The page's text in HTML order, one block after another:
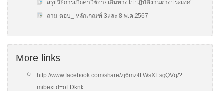
สรุปวิธีการเบิกค่าใช้จ่ายเดินทางไปปฏิบัติงานต่างประเทศ
ถาม-ตอบ_ หลักเกณฑ์ 3และ 8 พ.ค.2567
More links
http://www.facebook.com/share/zj6mz4LWsXEsgQVq/?
mibextid=oFDknk